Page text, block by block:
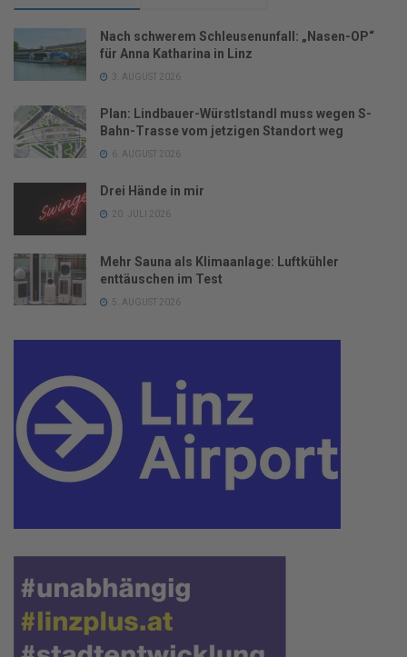
Nach schwerem Schleusenunfall: „Nasen-OP“
für Anna Katharina in Linz
3. AUGUST 2026
Plan: Lindbauer-Würstlstandl muss wegen S-
Bahn-Trasse vom jetzigen Standort weg
6. AUGUST 2026
Drei Hände in mir
20. JULI 2026
Mehr Sauna als Klimaanlage: Luftkühler
enttäuschen im Test
5. AUGUST 2026